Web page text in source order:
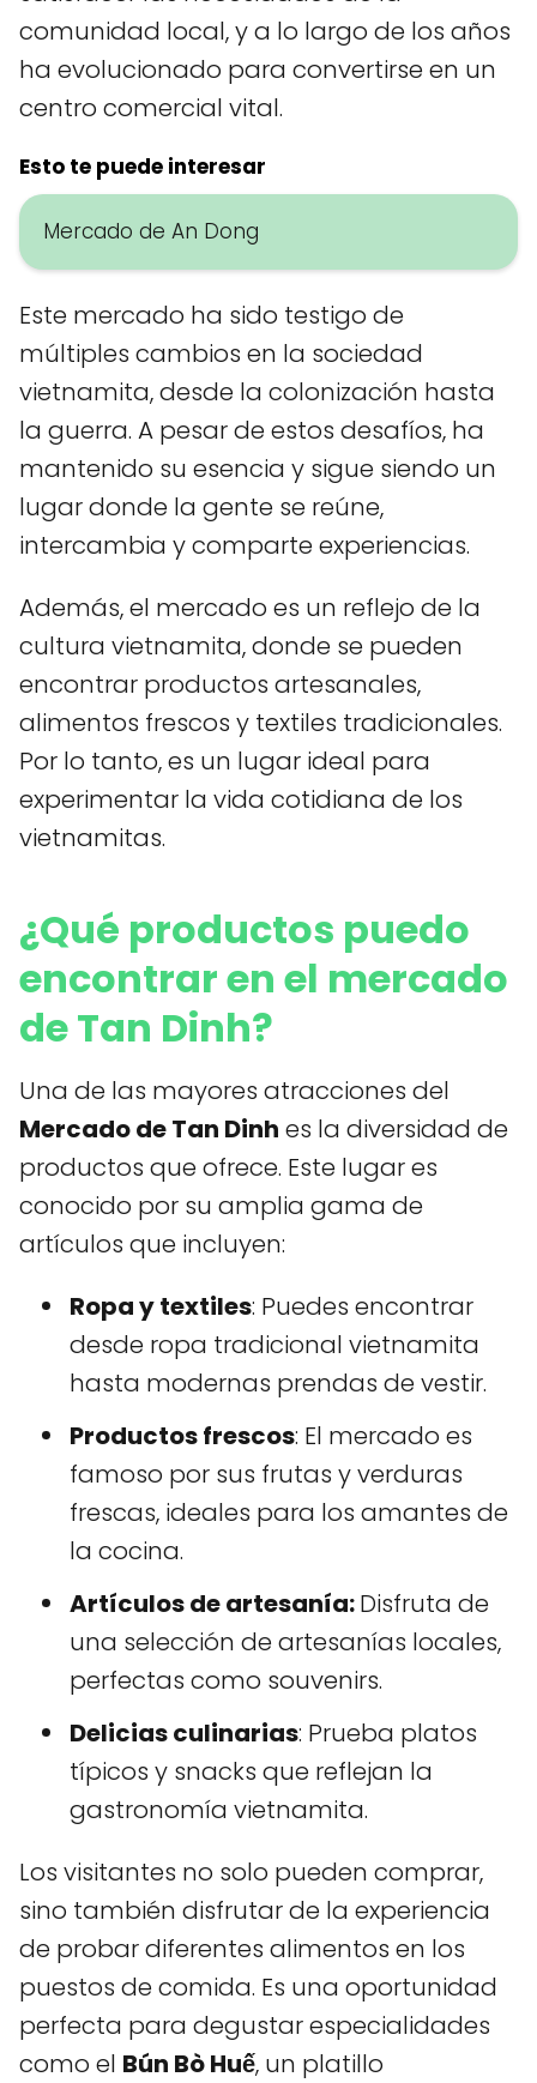
comunidad local, y a lo largo de los años
ha evolucionado para convertirse en un
centro comercial vital.
Esto te puede interesar
Mercado de An Dong
Este mercado ha sido testigo de
múltiples cambios en la sociedad
vietnamita, desde la colonización hasta
la guerra. A pesar de estos desafíos, ha
mantenido su esencia y sigue siendo un
lugar donde la gente se reúne,
intercambia y comparte experiencias.
Además, el mercado es un reflejo de la
cultura vietnamita, donde se pueden
encontrar productos artesanales,
alimentos frescos y textiles tradicionales.
Por lo tanto, es un lugar ideal para
experimentar la vida cotidiana de los
vietnamitas.
¿Qué productos puedo
encontrar en el mercado
de Tan Dinh?
Una de las mayores atracciones del
Mercado de Tan Dinh es la diversidad de
productos que ofrece. Este lugar es
conocido por su amplia gama de
artículos que incluyen:
Ropa y textiles: Puedes encontrar
desde ropa tradicional vietnamita
hasta modernas prendas de vestir.
Productos frescos: El mercado es
famoso por sus frutas y verduras
frescas, ideales para los amantes de
la cocina.
Artículos de artesanía:Disfruta de
una selección de artesanías locales,
perfectas como souvenirs.
Delicias culinarias: Prueba platos
típicos y snacks que reflejan la
gastronomía vietnamita.
Los visitantes no solo pueden comprar,
sino también disfrutar de la experiencia
de probar diferentes alimentos en los
puestos de comida. Es una oportunidad
perfecta para degustar especialidades
como el Bún Bò Huế, un platillo